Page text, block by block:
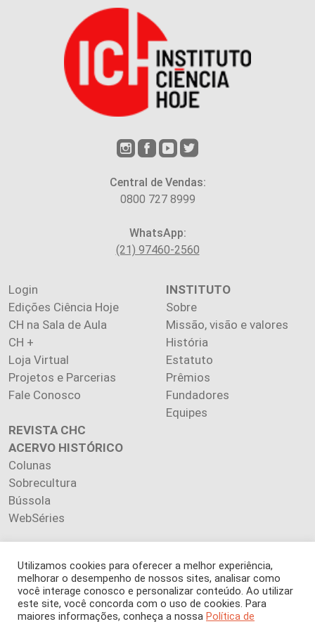
Central de Vendas:
0800 727 8999
WhatsApp:
(21) 97460-2560
Login
Edições Ciência Hoje
CH na Sala de Aula
CH +
Loja Virtual
Projetos e Parcerias
Fale Conosco
INSTITUTO
Sobre
Missão, visão e valores
História
Estatuto
Prêmios
Fundadores
Equipes
REVISTA CHC
ACERVO HISTÓRICO
Colunas
Sobrecultura
Bússola
WebSéries
Copyright 2026 INSTITUTO CIÊNCIA HOJE. Todos os direitos
reservados.
Os artigos publicados na revista refletem exclusivamente a
Utilizamos cookies para oferecer a melhor experiência,
melhorar o desempenho de nossos sites, analisar como
você interage conosco e personalizar conteúdo. Ao utilizar
este site, você concorda com o uso de cookies. Para
maiores informações, conheça a nossa Política de